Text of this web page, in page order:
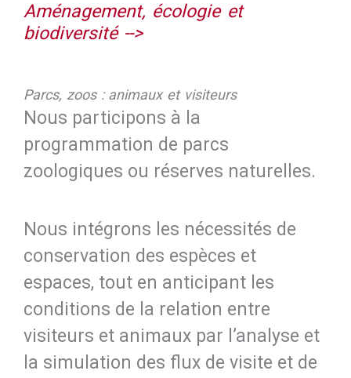
Aménagement, écologie et
biodiversité -->
Parcs, zoos : animaux et visiteurs
Nous participons à la
programmation de parcs
zoologiques ou réserves naturelles.
Nous intégrons les nécessités de
conservation des espèces et
espaces, tout en anticipant les
conditions de la relation entre
visiteurs et animaux par l’analyse et
la simulation des flux de visite et de